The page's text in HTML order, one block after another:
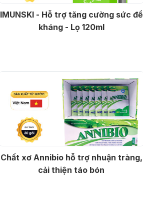
IMUNSKI - Hỗ trợ tăng cường sức đề
kháng - Lọ 120ml
Chất xơ Annibio hỗ trợ nhuận tràng,
cải thiện táo bón